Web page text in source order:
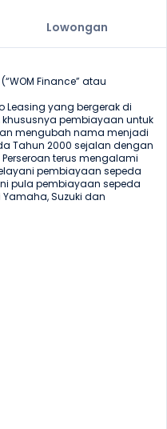
Lowongan
Finance” atau
Leasing yang bergerak di
pembiayaan untuk
mengubah nama menjadi
Tahun 2000 sejalan dengan
terus mengalami
pembiayaan sepeda
pula pembiayaan sepeda
Suzuki dan